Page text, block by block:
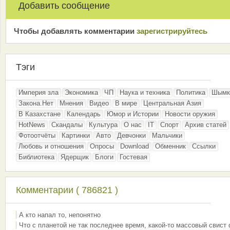
Добавить сообщение
Чтобы добавлять комментарии зарeгиcтрирyйтeсь
Тэги
Империя зла Экономика ЧП Наука и техника Политика
Закона.Нет
Мнения Видео В мире
Центральная Азия
В Казахстане
Календарь Юмор и Истории
Новости оружия
HotNews
Скандалы Культура О нас IT Спорт
Архив статей
Фотоотчёты
Картинки Авто Девчонки
Мальчики
Любовь и отношения
Опросы Download Обменник
Ссылки
Библиотека
Ядерщик Блоги Гостевая
Комментарии ( 786821 )
А кто напал то, непонятно
Что с планетой не так последнее время, какой-то массовый свист